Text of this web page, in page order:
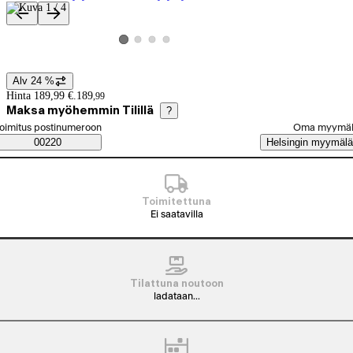
Tuotteen kuvat ja videot
Katso tuotekuva 1
Katso tuotekuva 2
Katso tuotekuva 3
Katso tuotekuva 4
Hintatiedot
Alv 24 %
Hinta 189,99 €. 189,99
Maksa myöhemmin Tilillä ?
Saatavuustiedot
tilaustapa
postinumeroon
00220
Oma
Helsingin myymälä
Toimitettuna
Ei saatavilla
Tilattuna noutoon
ladataan...